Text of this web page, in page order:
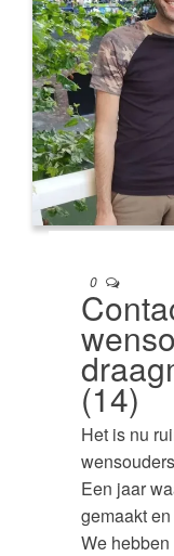
0
(14)
Het is nu
Een jaar
gemaakt
We